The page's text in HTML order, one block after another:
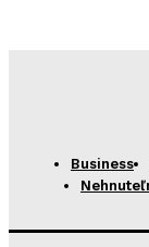
Business